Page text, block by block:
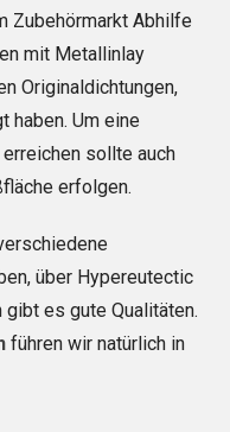
Zubehörmarkt Abhilfe
mit Metallinlay
Originaldichtungen,
haben. Um eine
sollte auch
erfolgen.
über Hypereutectic
es gute Qualitäten.
führen wir natürlich in